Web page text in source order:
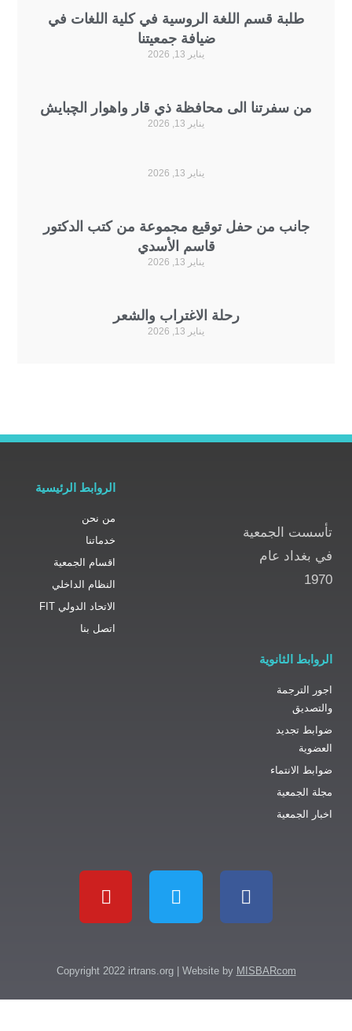
قسم اللغة الروسية في كلية اللغات في
ضيافة جمعيتنا
سفرتنا الى محافظة ذي قار واهوار الچبايش
من حفل توقيع مجموعة من كتب الدكتور
قاسم الأسدي
رحلة الاغتراب والشعر
الجمعية
عام
الروابط الرئيسية
اقسام الجمعية
النظام الداخلي
الاتحاد الدولي FIT
Copyright 2022 irtrans.org | Website byMISBARcom